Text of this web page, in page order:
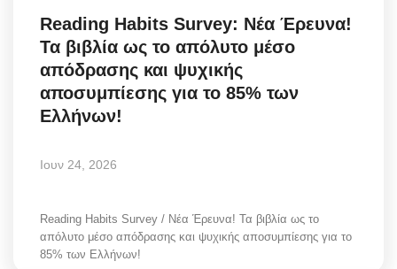
Greece
Entertainment
Mykonos Ticker TV
Reading Habits Survey: Νέα Έρευνα!
Τα βιβλία ως το απόλυτο μέσο
απόδρασης και ψυχικής
αποσυμπίεσης για το 85% των
Ελλήνων!
Ιουν 24, 2026
Reading Habits Survey / Νέα Έρευνα! Τα βιβλία ως το
απόλυτο μέσο απόδρασης και ψυχικής αποσυμπίεσης για το
85% των Ελλήνων!